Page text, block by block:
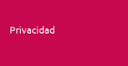
Privacidad